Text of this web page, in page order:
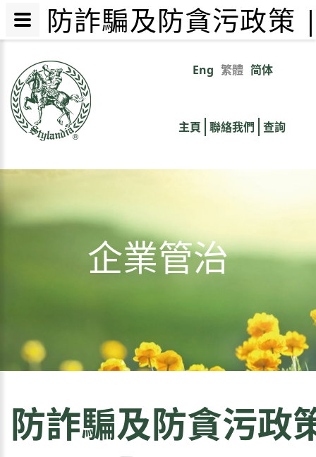
內
Eng 繁體 简体
links
主頁 聯絡我們 查詢
企業管治
防詐騙及防貪污政
防詐騙及防貪污政策